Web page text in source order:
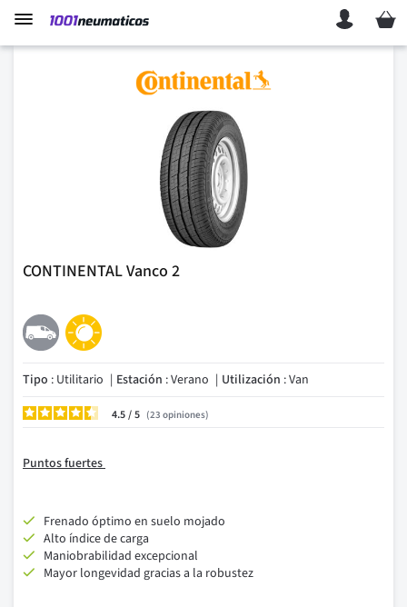
Mi
CONTINENTAL Vanco 2
Tipo : Utilitario Estación : Verano Utilización : Van
4.5/ 23 opiniones
Puntos fuertes
Frenado óptimo en suelo mojado
Alto índice de carga
Maniobrabilidad excepcional
Mayor longevidad gracias a la robustez